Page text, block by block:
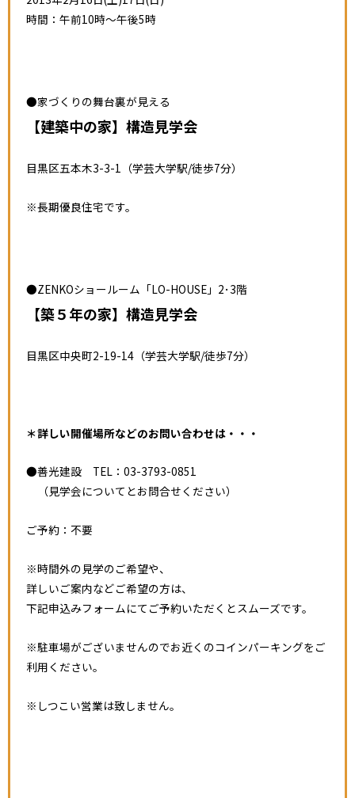
時間：午前10時～午後5時
●家づくりの舞台裏が見える
【建築中の家】構造見学会
目黒区五本木3-3-1（学芸大学駅/徒歩7分）
※長期優良住宅です。
●ZENKOショールーム「LO-HOUSE」2･3階
【築５年の家】構造見学会
目黒区中央町2-19-14（学芸大学駅/徒歩7分）
＊詳しい開催場所などのお問い合わせは・・・
●善光建設 TEL：03-3793-0851
（見学会についてとお問合せください）
ご予約：不要
※時間外の見学のご希望や、
詳しいご案内などご希望の方は、
下記申込みフォームにてご予約いただくとスムーズです。
※駐車場がございませんのでお近くのコインパーキングをご
利用ください。
※しつこい営業は致しません。